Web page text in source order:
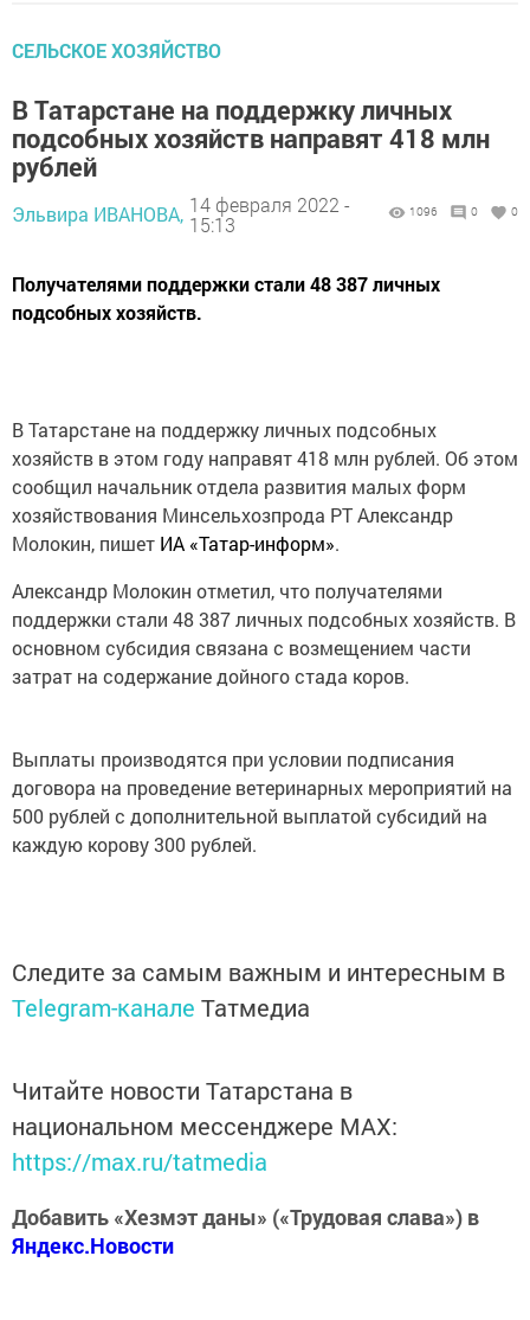
СЕЛЬСКОЕ ХОЗЯЙСТВО
В Татарстане на поддержку личных
подсобных хозяйств направят 418 млн
рублей
Эльвира ИВАНОВА, 14 февраля 2022 -
15:13
1096 0 0
Получателями поддержки стали 48 387 личных
подсобных хозяйств.
В Татарстане на поддержку личных подсобных
хозяйств в этом году направят 418 млн рублей. Об этом
сообщил начальник отдела развития малых форм
хозяйствования Минсельхозпрода РТ Александр
Молокин, пишет ИА «Татар-информ».
Александр Молокин отметил, что получателями
поддержки стали 48 387 личных подсобных хозяйств. В
основном субсидия связана с возмещением части
затрат на содержание дойного стада коров.
Выплаты производятся при условии подписания
договора на проведение ветеринарных мероприятий на
500 рублей с дополнительной выплатой субсидий на
каждую корову 300 рублей.
Следите за самым важным и интересным в
Telegram-канале Татмедиа
Читайте новости Татарстана в
национальном мессенджере MАХ:
https://max.ru/tatmedia
Добавить «Хезмэт даны» («Трудовая слава») в
Яндекс.Новости